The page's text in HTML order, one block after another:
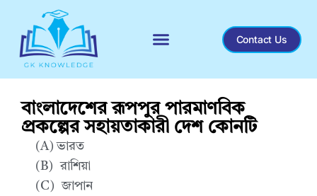
Contact Us
বাংলাদেশের রূপপুর পারমাণবিক
প্রকল্পের সহায়তাকারী দেশ কোনটি
(A) ভারত
(B) রাশিয়া
(C) জাপান